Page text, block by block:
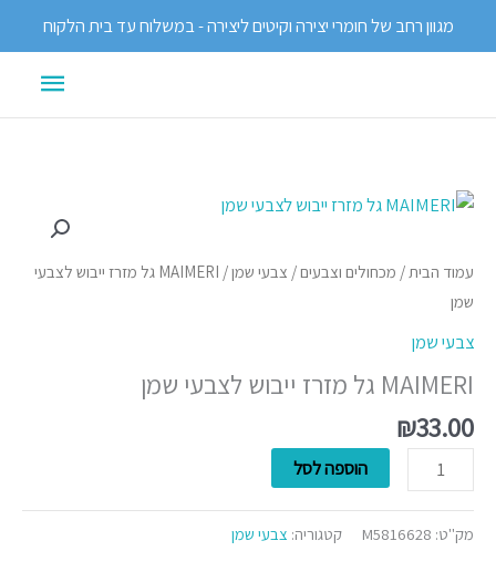
מגוון רחב של חומרי יצירה וקיטים ליצירה - במשלוח עד בית הלקוח
עמוד הבית/ מכחולים וצבעים/ צבעי שמן
/ MAIMERI גל מזרז ייבוש לצבעי
שמן
צבעי שמן
MAIMERI גל מזרז ייבוש לצבעי שמן
₪33.00
כמות
MAIMERI
גל
ייבוש
לצבעי
שמן
הוספה לסל
מק"ט: M5816628 קטגוריה: צבעי שמן